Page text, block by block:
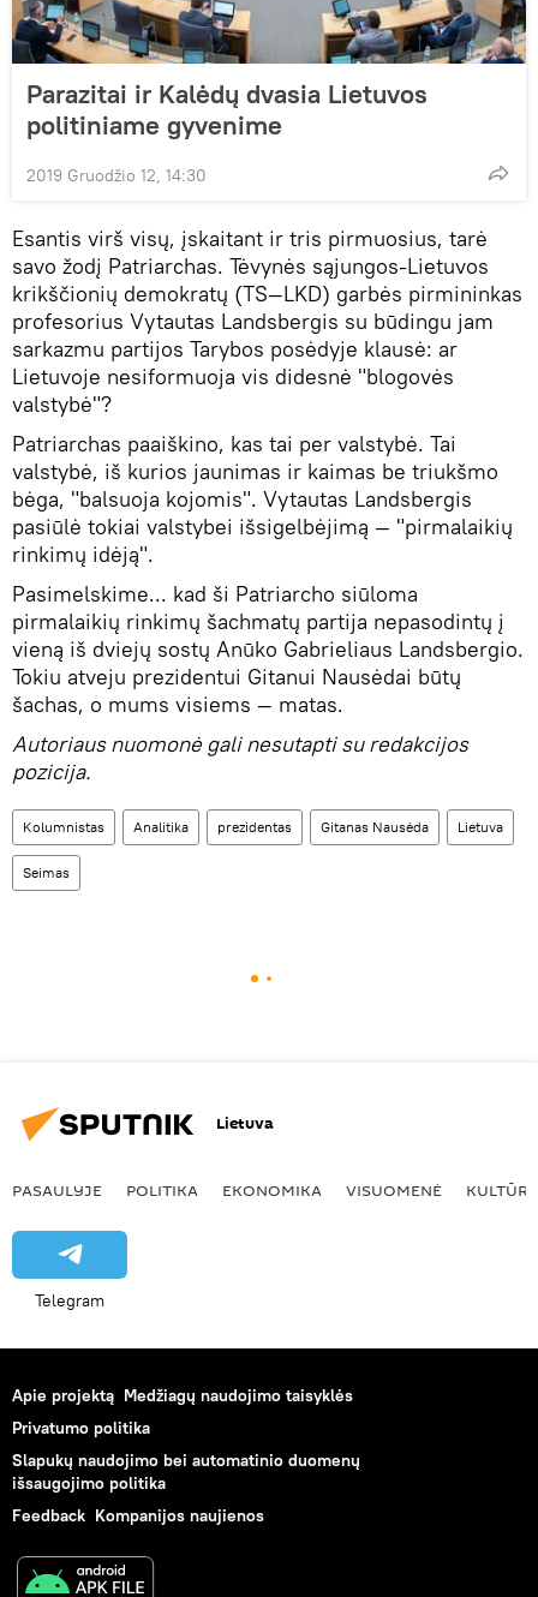
Parazitai ir Kalėdų dvasia Lietuvos
politiniame gyvenime
2019 Gruodžio 12, 14:30
Esantis virš visų, įskaitant ir tris pirmuosius, tarė
savo žodį Patriarchas. Tėvynės sąjungos-Lietuvos
krikščionių demokratų (TS—LKD) garbės pirmininkas
profesorius Vytautas Landsbergis su būdingu jam
sarkazmu partijos Tarybos posėdyje klausė: ar
Lietuvoje nesiformuoja vis didesnė "blogovės
valstybė"?
Patriarchas paaiškino, kas tai per valstybė. Tai
valstybė, iš kurios jaunimas ir kaimas be triukšmo
bėga, "balsuoja kojomis". Vytautas Landsbergis
pasiūlė tokiai valstybei išsigelbėjimą — "pirmalaikių
rinkimų idėją".
Pasimelskime... kad ši Patriarcho siūloma
pirmalaikių rinkimų šachmatų partija nepasodintų į
vieną iš dviejų sostų Anūko Gabrieliaus Landsbergio.
Tokiu atveju prezidentui Gitanui Nausėdai būtų
šachas, o mums visiems — matas.
Autoriaus nuomonė gali nesutapti su redakcijos
pozicija.
Kolumnistas Analitika prezidentas Gitanas Nausėda Lietuva
Seimas
Lietuva
PASAULYJE POLITIKA EKONOMIKA VISUOMENĖ KULTŪRA
Telegram
Apie projektą Medžiagų naudojimo taisyklės
Privatumo politika
Slapukų naudojimo bei automatinio duomenų
išsaugojimo politika
Feedback Kompanijos naujienos